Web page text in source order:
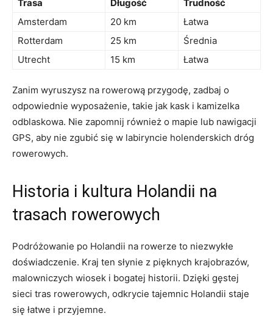
Trasa Długość
Trudność
Amsterdam
20 ​km
Łatwa
Rotterdam
25 km
Średnia
Utrecht
15 km Łatwa
Zanim ⁢wyruszysz ⁢na rowerową przygodę, zadbaj o
odpowiednie wyposażenie, takie jak kask‌ i⁣ kamizelka
odblaskowa. ‍Nie zapomnij również o ‌mapie lub nawigacji ​
GPS, aby ⁢nie zgubić się ‍w labiryncie holenderskich dróg
⁤rowerowych.
Historia i kultura Holandii⁣ na
⁣trasach rowerowych
Podróżowanie po Holandii⁢ na rowerze to niezwykłe
doświadczenie. ​Kraj ten słynie z pięknych⁣ krajobrazów,
malowniczych wiosek i⁤ bogatej ⁢historii. Dzięki gęstej
⁤sieci‌ tras rowerowych, odkrycie⁣ tajemnic Holandii staje
się łatwe i przyjemne.